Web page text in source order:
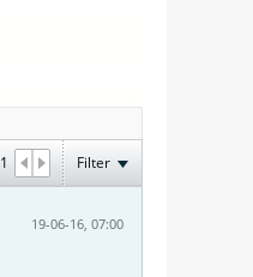
1 Filter
19-06-16, 07:00